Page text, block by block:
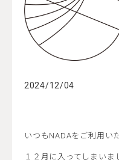
2024/12/04
いつもNADAをご利用い
１２月に入ってしまい